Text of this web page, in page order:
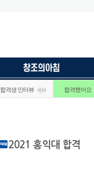
합격생 인터뷰 4114 합격했어요
2021 홍익대 합격